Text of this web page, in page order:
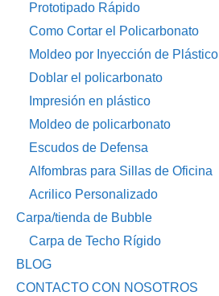
Prototipado Rápido
Como Cortar el Policarbonato
Moldeo por Inyección de Plástico
Doblar el policarbonato
Impresión en plástico
Moldeo de policarbonato
Escudos de Defensa
Alfombras para Sillas de Oficina
Acrilico Personalizado
Carpa/tienda de Bubble
Carpa de Techo Rígido
BLOG
CONTACTO CON NOSOTROS